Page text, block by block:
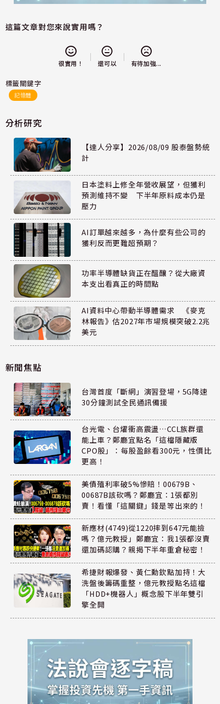
這篇文章對您來說實用嗎？
很實用！ 還可以 有待加強...
標籤關鍵字
記憶體
分析研究
【達人分享】2026/08/09 股泰盤勢統
計
日本塗料上修全年營收展望，但獲利
預測維持不變 下半年原料成本仍是
壓力
AI訂單越來越多，為什麼有些公司的
獲利反而更難超預期？
功率半導體缺貨正在醞釀？從大廠資
本支出看真正的時間點
AI資料中心帶動半導體需求 《麥克
林報告》估2027年市場規模突破2.2兆
美元
新聞焦點
台灣首度「斷網」演習登場，5G降速
30分鐘測試全民通訊備援
台光電、台燿衝高震盪…CCL族群還
能上車？鄭廳宜點名「這檔隱藏版
CPO股」：每股盈餘看300元，性價比
更高！
美債殖利率破5%慘賠！00679B、
00687B該砍嗎？鄭廳宜：1張都別
賣！看懂「這關鍵」錢是等出來的！
新應材(4749)從1220摔到647元能撿
嗎？億元教授」鄭廳宜：我1張都沒賣
還加碼認購？親揭下半年重倉秘密！
希捷財報爆發、黃仁勳欽點加持！大
洗盤後籌碼重整，億元教授點名這檔
「HDD+機器人」概念股下半年雙引
擎全開